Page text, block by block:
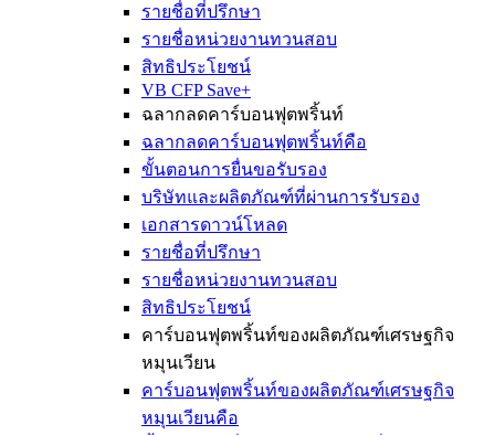
รายชื่อที่ปรึกษา
รายชื่อหน่วยงานทวนสอบ
สิทธิประโยชน์
VB CFP Save+
ฉลากลดคาร์บอนฟุตพริ้นท์
ฉลากลดคาร์บอนฟุตพริ้นท์คือ
ขั้นตอนการยื่นขอรับรอง
บริษัทและผลิตภัณฑ์ที่ผ่านการรับรอง
เอกสารดาวน์โหลด
รายชื่อที่ปรึกษา
รายชื่อหน่วยงานทวนสอบ
สิทธิประโยชน์
คาร์บอนฟุตพริ้นท์ของผลิตภัณฑ์เศรษฐกิจ
หมุนเวียน
คาร์บอนฟุตพริ้นท์ของผลิตภัณฑ์เศรษฐกิจ
หมุนเวียนคือ